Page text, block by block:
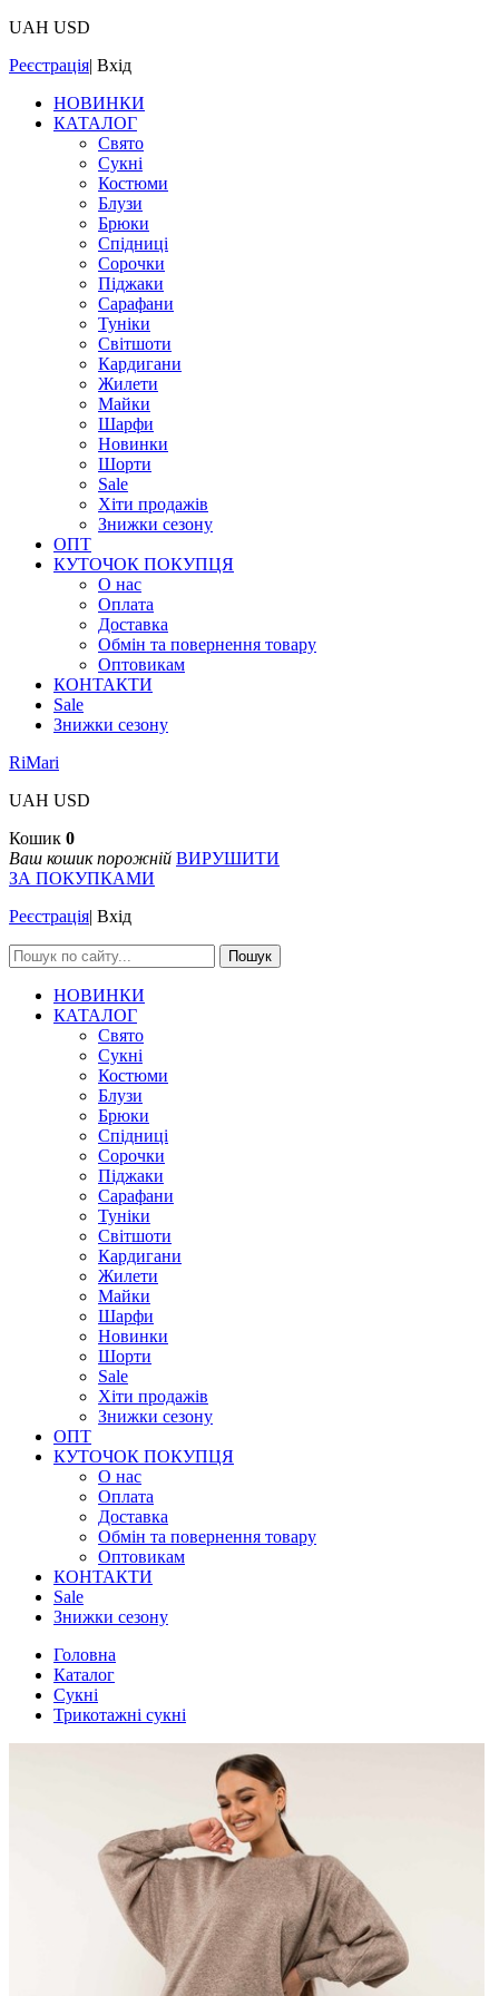
UAH USD
Реєстрація| Вхід
НОВИНКИ
КАТАЛОГ
Свято
Сукні
Костюми
Блузи
Брюки
Спідниці
Сорочки
Піджаки
Сарафани
Туніки
Світшоти
Кардигани
Жилети
Майки
Шарфи
Новинки
Шорти
Sale
Хіти продажів
Знижки сезону
ОПТ
КУТОЧОК ПОКУПЦЯ
О нас
Оплата
Доставка
Обмін та повернення товару
Оптовикам
КОНТАКТИ
Sale
Знижки сезону
RiMari
UAH USD
Кошик 0
Ваш кошик порожній ВИРУШИТИ
ЗА ПОКУПКАМИ
Реєстрація| Вхід
Пошук
НОВИНКИ
КАТАЛОГ
Свято
Сукні
Костюми
Блузи
Брюки
Спідниці
Сорочки
Піджаки
Сарафани
Туніки
Світшоти
Кардигани
Жилети
Майки
Шарфи
Новинки
Шорти
Sale
Хіти продажів
Знижки сезону
ОПТ
КУТОЧОК ПОКУПЦЯ
О нас
Оплата
Доставка
Обмін та повернення товару
Оптовикам
КОНТАКТИ
Sale
Знижки сезону
Головна
Каталог
Сукні
Трикотажні сукні